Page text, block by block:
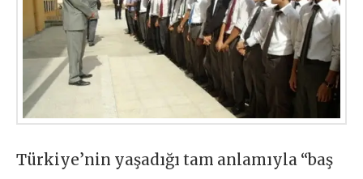
Türkiye’nin yaşadığı tam anlamıyla “baş